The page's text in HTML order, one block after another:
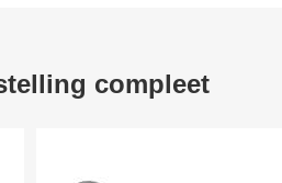
compleet